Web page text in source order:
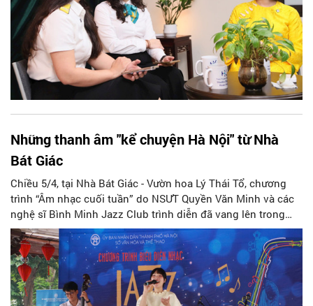
Những thanh âm "kể chuyện Hà Nội" từ Nhà
Bát Giác
Chiều 5/4, tại Nhà Bát Giác - Vườn hoa Lý Thái Tổ, chương
trình “Âm nhạc cuối tuần” do NSƯT Quyền Văn Minh và các
nghệ sĩ Bình Minh Jazz Club trình diễn đã vang lên trong
không gian di sản mở, nơi âm nhạc không chỉ được biểu
diễn mà còn được “sống” cùng công chúng.